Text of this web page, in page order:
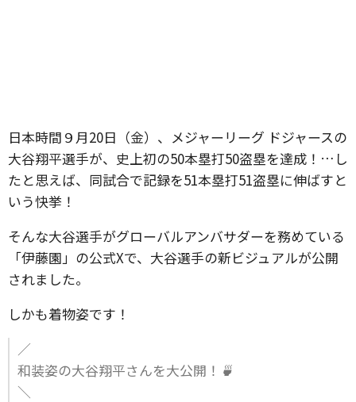
日本時間９月20日（金）、メジャーリーグ ドジャースの
大谷翔平選手が、史上初の50本塁打50盗塁を達成！…し
たと思えば、同試合で記録を51本塁打51盗塁に伸ばすと
いう快挙！
そんな大谷選手がグローバルアンバサダーを務めている
「伊藤園」の公式Xで、大谷選手の新ビジュアルが公開
されました。
しかも着物姿です！
／
和装姿の大谷翔平さんを大公開！🍵
＼